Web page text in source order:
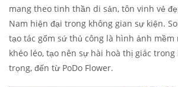
mang theo tinh thần di sản, tôn vinh vẻ
Nam hiện đại trong không gian sự kiện.
tạo tác gốm sứ thủ công là hình ảnh mềm
khéo léo, tạo nên sự hài hoà thị giác
trọng, đến từ PoDo Flower.